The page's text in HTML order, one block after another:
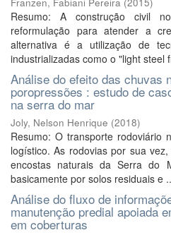
Resumo: A construção civil
reformulação para atender a
alternativa é a utilização de
industrializadas como o "light steel
Análise do efeito das chuvas
poropressões : estudo de
na serra do mar
Joly, Nelson Henrique (2018)
Resumo: O transporte rodoviário
logístico. As rodovias por sua
encostas naturais da Serra do
basicamente por solos residuais e
Análise do fluxo de
manutenção predial apoiada
em coberturas